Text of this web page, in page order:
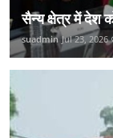
सैन्य क्षेत्र में देश
suadmin Jul 23, 2026